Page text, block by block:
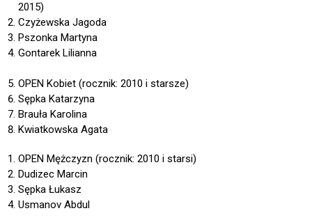
2015)
Czyżewska Jagoda
Pszonka Martyna
Gontarek Lilianna
OPEN Kobiet (rocznik: 2010 i starsze)
Sępka Katarzyna
Brauła Karolina
Kwiatkowska Agata
OPEN Mężczyzn (rocznik: 2010 i starsi)
Dudizec Marcin
Sępka Łukasz
Usmanov Abdul